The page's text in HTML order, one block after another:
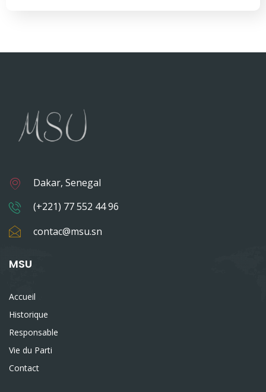
Dakar, Senegal
(+221) 77 552 44 96
contac@msu.sn
MSU
Accueil
Historique
Responsable
Vie du Parti
Contact